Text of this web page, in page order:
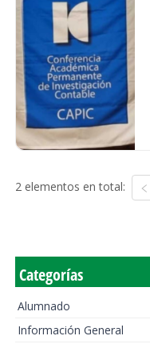
2 elementos en total:
Categorías
Alumnado
Información General